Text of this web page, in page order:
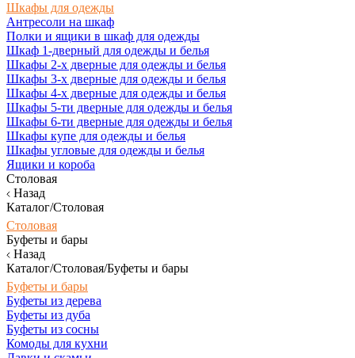
Шкафы для одежды
Антресоли на шкаф
Полки и ящики в шкаф для одежды
Шкаф 1-дверный для одежды и белья
Шкафы 2-х дверные для одежды и белья
Шкафы 3-х дверные для одежды и белья
Шкафы 4-х дверные для одежды и белья
Шкафы 5-ти дверные для одежды и белья
Шкафы 6-ти дверные для одежды и белья
Шкафы купе для одежды и белья
Шкафы угловые для одежды и белья
Ящики и короба
Столовая
Назад
Каталог/Столовая
Столовая
Буфеты и бары
Назад
Каталог/Столовая/Буфеты и бары
Буфеты и бары
Буфеты из дерева
Буфеты из дуба
Буфеты из сосны
Комоды для кухни